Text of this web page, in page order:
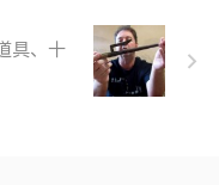
具、十